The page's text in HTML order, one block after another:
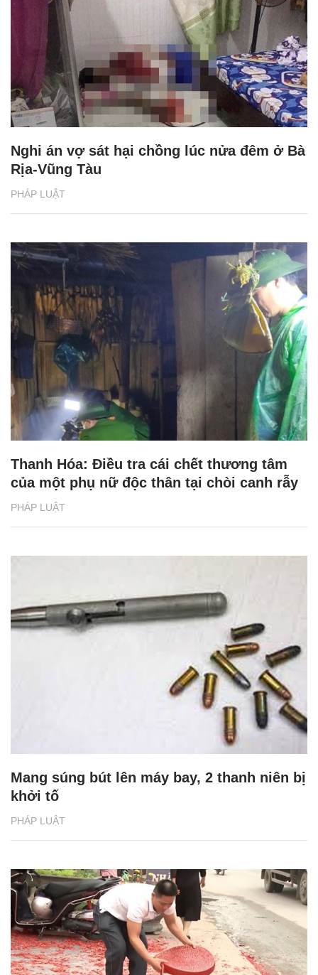
PHÁP LUẬT
Nghi án vợ sát hại chồng lúc nửa đêm ở Bà
Rịa-Vũng Tàu
PHÁP LUẬT
Thanh Hóa: Điều tra cái chết thương tâm
của một phụ nữ độc thân tại chòi canh rẫy
PHÁP LUẬT
Mang súng bút lên máy bay, 2 thanh niên bị
khởi tố